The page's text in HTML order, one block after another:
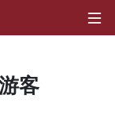
客